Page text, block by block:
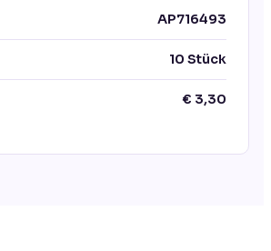
AP716493
10 Stück
€ 3,30